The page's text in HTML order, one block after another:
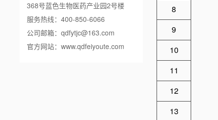
368号蓝色生物医药产业园2号楼
服务热线：400-850-6066
公司邮箱：qdfytjc@163.com
官方网站：www.qdfeiyoute.com
8
9
10
11
12
13